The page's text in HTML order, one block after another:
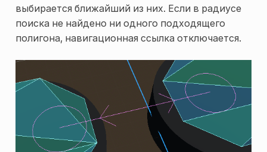
выбирается ближайший из них. Если в радиусе
поиска не найдено ни одного подходящего
полигона, навигационная ссылка отключается.